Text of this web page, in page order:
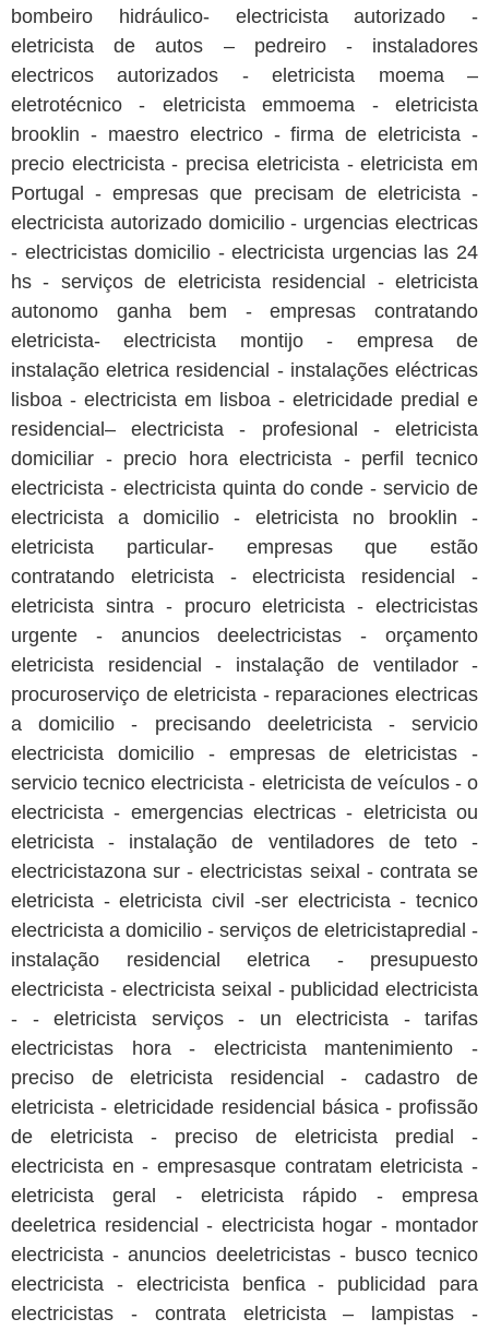
bombeiro hidráulico- electricista autorizado -
eletricista de autos – pedreiro - instaladores
electricos autorizados - eletricista moema –
eletrotécnico - eletricista emmoema - eletricista
brooklin - maestro electrico - firma de eletricista -
precio electricista - precisa eletricista - eletricista em
Portugal - empresas que precisam de eletricista -
electricista autorizado domicilio - urgencias electricas
- electricistas domicilio - electricista urgencias las 24
hs - serviços de eletricista residencial - eletricista
autonomo ganha bem - empresas contratando
eletricista- electricista montijo - empresa de
instalação eletrica residencial - instalações eléctricas
lisboa - electricista em lisboa - eletricidade predial e
residencial– electricista - profesional - eletricista
domiciliar - precio hora electricista - perfil tecnico
electricista - electricista quinta do conde - servicio de
electricista a domicilio - eletricista no brooklin -
eletricista particular- empresas que estão
contratando eletricista - electricista residencial -
eletricista sintra - procuro eletricista - electricistas
urgente - anuncios deelectricistas - orçamento
eletricista residencial - instalação de ventilador -
procuroserviço de eletricista - reparaciones electricas
a domicilio - precisando deeletricista - servicio
electricista domicilio - empresas de eletricistas -
servicio tecnico electricista - eletricista de veículos - o
electricista - emergencias electricas - eletricista ou
eletricista - instalação de ventiladores de teto -
electricistazona sur - electricistas seixal - contrata se
eletricista - eletricista civil -ser electricista - tecnico
electricista a domicilio - serviços de eletricistapredial -
instalação residencial eletrica - presupuesto
electricista - electricista seixal - publicidad electricista
- - eletricista serviços - un electricista - tarifas
electricistas hora - electricista mantenimiento -
preciso de eletricista residencial - cadastro de
eletricista - eletricidade residencial básica - profissão
de eletricista - preciso de eletricista predial -
electricista en - empresasque contratam eletricista -
eletricista geral - eletricista rápido - empresa
deeletrica residencial - electricista hogar - montador
electricista - anuncios deeletricistas - busco tecnico
electricista - electricista benfica - publicidad para
electricistas - contrata eletricista – lampistas -